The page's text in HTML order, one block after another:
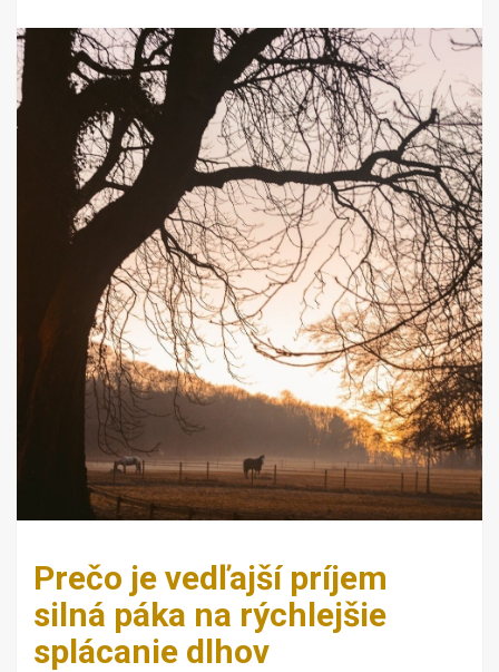
Prečo je vedľajší príjem
silná páka na rýchlejšie
splácanie dlhov